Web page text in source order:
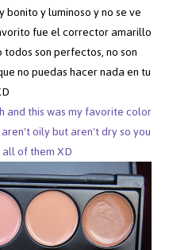
y luminoso y no se ve
fue el corrector amarillo
son perfectos, no son
no puedas hacer nada en tu
and this was my favorite color
oily but aren't dry so you
of them XD